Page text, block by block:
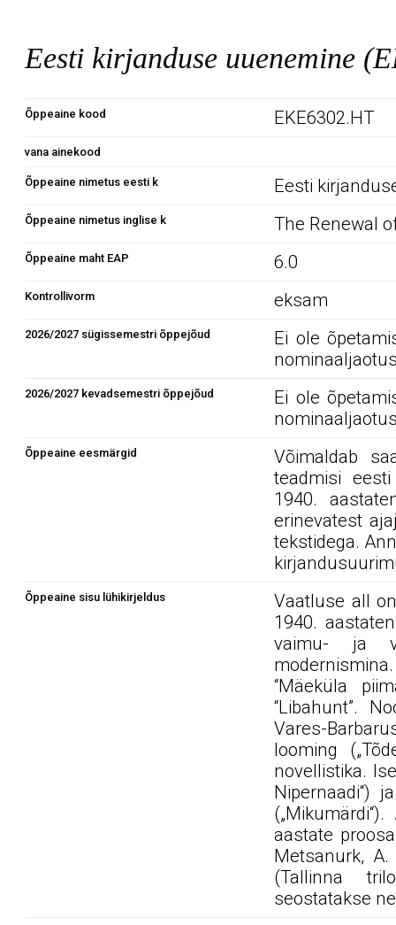
Eesti kirjanduse uuenemine
Õppeaine kood EKE6302.HT
vana ainekood
Õppeaine nimetus eesti k Eesti
Õppeaine nimetus inglise k The Renewal
Õppeaine maht EAP 6.0
Kontrollivorm eksam
2026/2027 sügissemestri õppejõud
Ei ole
2026/2027 kevadsemestri õppejõud
Ei ole
Õppeaine eesmärgid
Võimaldab
teadmisi
1940.
erinevatest
tekstidega.
Õppeaine sisu lühikirjeldus
Vaatluse all
1940.
vaimu- ja
“Mäeküla
“Libahunt”.
Vares-
looming
novellistika.
Nipernaadi“)
aastate
Metsanurk, A.
(Tallinna
seostatakse